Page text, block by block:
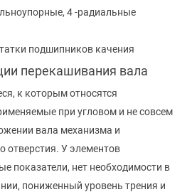
4 -радиальные
перекашивания вала
к которым относятся
при угловом и не совсем
вала механизма и
отверстия. У элементов
показатели, нет необходимости в
пониженный уровень трения и